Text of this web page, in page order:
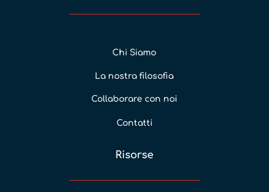
Chi Siamo
La nostra filosofia
Collaborare con noi
Contatti
Risorse